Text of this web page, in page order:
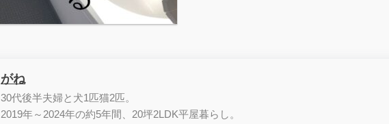
がね
30代後半夫婦と犬1匹猫2匹。
2019年～2024年の約5年間、20坪2LDK平屋暮らし。